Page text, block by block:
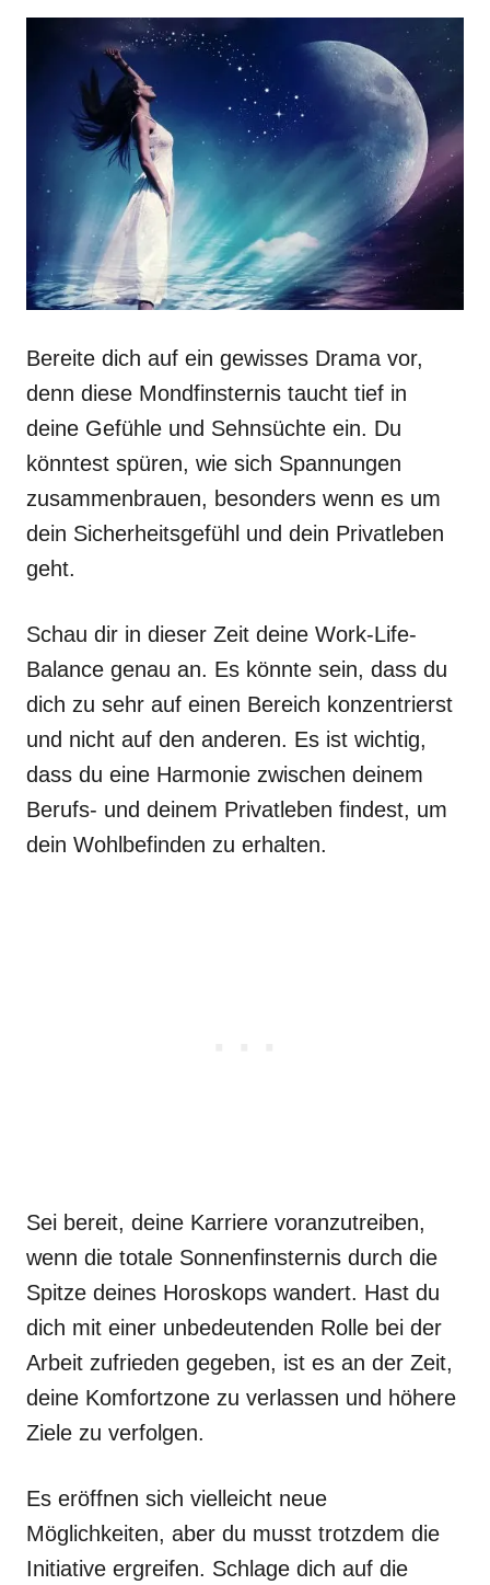
Bereite dich auf ein gewisses Drama vor,
denn diese Mondfinsternis taucht tief in
deine Gefühle und Sehnsüchte ein. Du
könntest spüren, wie sich Spannungen
zusammenbrauen, besonders wenn es um
dein Sicherheitsgefühl und dein Privatleben
geht.
Schau dir in dieser Zeit deine Work-Life-
Balance genau an. Es könnte sein, dass du
dich zu sehr auf einen Bereich konzentrierst
und nicht auf den anderen. Es ist wichtig,
dass du eine Harmonie zwischen deinem
Berufs- und deinem Privatleben findest, um
dein Wohlbefinden zu erhalten.
Sei bereit, deine Karriere voranzutreiben,
wenn die totale Sonnenfinsternis durch die
Spitze deines Horoskops wandert. Hast du
dich mit einer unbedeutenden Rolle bei der
Arbeit zufrieden gegeben, ist es an der Zeit,
deine Komfortzone zu verlassen und höhere
Ziele zu verfolgen.
Es eröffnen sich vielleicht neue
Möglichkeiten, aber du musst trotzdem die
Initiative ergreifen. Schlage dich auf die